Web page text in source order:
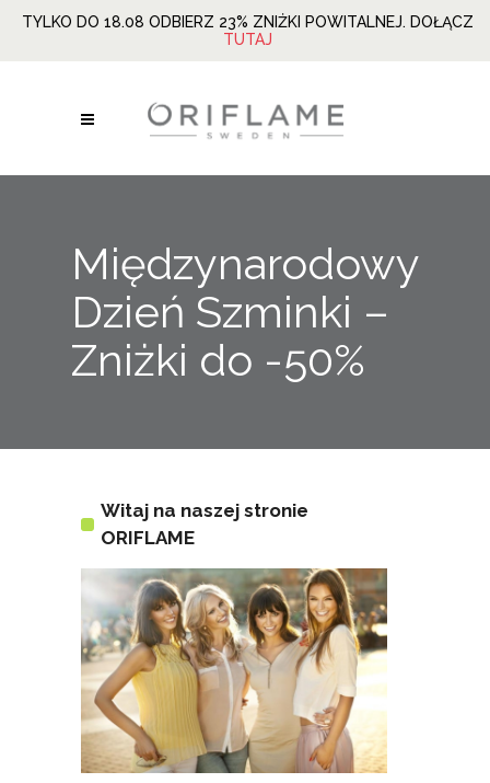
TYLKO DO 18.08 ODBIERZ 23% ZNIŻKI POWITALNEJ. DOŁĄCZ
TUTAJ
Międzynarodowy
Dzień Szminki –
Zniżki do -50%
Witaj na naszej stronie
ORIFLAME